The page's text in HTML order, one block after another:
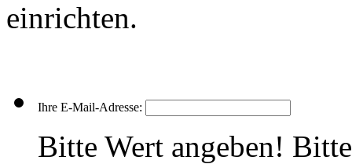
einrichten.
Ihre E-Mail-Adresse:
Bitte Wert angeben!